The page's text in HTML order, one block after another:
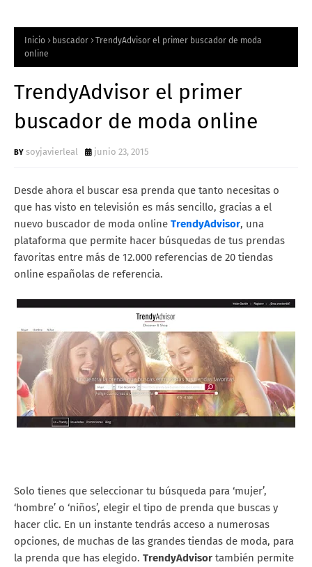
Inicio buscador
TrendyAdvisor el primer buscador de moda
online
TrendyAdvisor el primer
buscador de moda online
soyjavierleal junio 23, 2015
Desde ahora el buscar esa prenda que tanto necesitas o
que has visto en televisión es más sencillo, gracias a el
nuevo buscador de moda online TrendyAdvisor, una
plataforma que permite hacer búsquedas de tus prendas
favoritas entre más de 12.000 referencias de 20 tiendas
online españolas de referencia.
Solo tienes que seleccionar tu búsqueda para ‘mujer’,
‘hombre’ o ‘niños’, elegir el tipo de prenda que buscas y
hacer clic. En un instante tendrás acceso a numerosas
opciones, de muchas de las grandes tiendas de moda, para
la prenda que has elegido. TrendyAdvisor también permite